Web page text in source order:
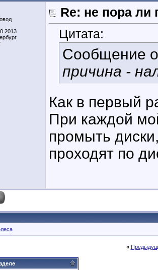
Re: не пора ли
Цитата:
Сообщение
причина -
Как в первый
При каждой
промыть
проходят по
«